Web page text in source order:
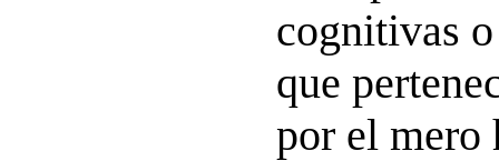
cognitivas
que
por el mero